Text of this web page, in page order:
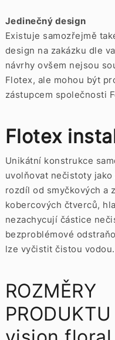
Jedinečný design
Existuje samozřejmě
design na zakázku dle
návrhy ovšem nejsou
Flotex, ale mohou být
zástupcem společnosti
Flotex
Unikátní konstrukce
uvolňovat nečistoty
rozdíl od smyčkových a
kobercových čtverců,
nezachycují částice
bezproblémové
lze vyčistit čistou
ROZMĚRY